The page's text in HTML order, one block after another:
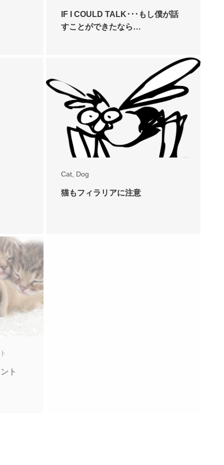
IF I COULD TALK･･･もし僕が話
すことができたなら…
Cat, Dog
猫もフィラリアに注意
ト